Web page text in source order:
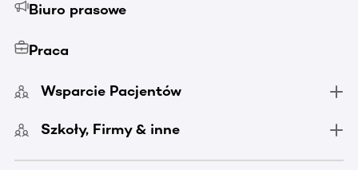
Biuro prasowe
Praca
Wsparcie Pacjentów
Szkoły, Firmy & inne